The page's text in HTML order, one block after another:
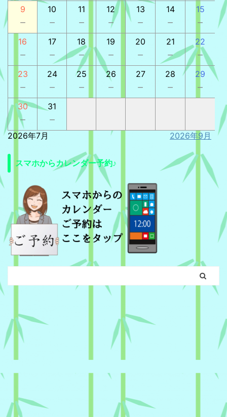
9
－
10
－
11
－
12
－
13
－
14
－
15
－
16
－
17
－
18
－
19
－
20
－
21
－
22
－
23
－
24
－
25
－
26
－
27
－
28
－
29
－
30
－
31
－
2026年7月 2026年9月
スマホからカレンダー予約♪